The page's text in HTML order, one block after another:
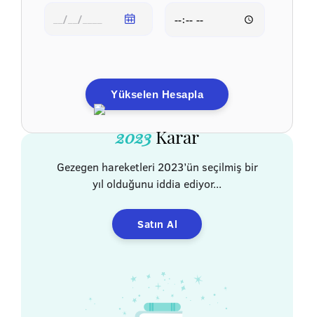
Yükselen Hesapla
2023Karar
Gezegen hareketleri 2023’ün seçilmiş bir
yıl olduğunu iddia ediyor...
Satın Al